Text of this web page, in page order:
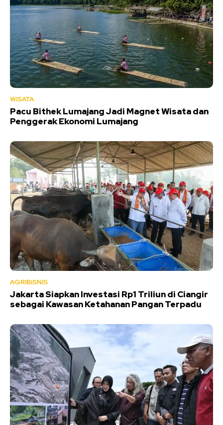
WISATA
Pacu Bithek Lumajang Jadi Magnet Wisata dan
Penggerak Ekonomi Lumajang
AGRIBISNIS
Jakarta Siapkan Investasi Rp1 Triliun di Ciangir
sebagai Kawasan Ketahanan Pangan Terpadu